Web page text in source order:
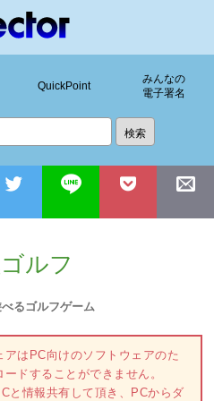
QuickPoint
みんなの
電子署名
ルフ
るゴルフゲーム
はPC向けのソフトウェアのた
ドすることができません。
と情報共有して頂き、PCからダ